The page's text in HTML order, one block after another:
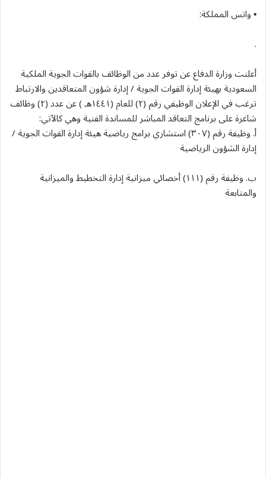
▪︎ واتس المملكة:
.
أعلنت وزارة الدفاع عن توفر عدد من الوظائف بالقوات الجوية الملكية
السعودية بهيئة إدارة القوات الجوية / إدارة شؤون المتعاقدين والارتباط
ترغب في الإعلان الوظيفي رقم (۲) للعام (١٤٤١هـ ) عن عدد (۲) وظائف
شاغرة على برنامج التعاقد المباشر للمساندة الفنية وهي كالآتي:
أ. وظيفة رقم (۳۰۷) استشاري برامج رياضية هيئة إدارة القوات الجوية /
إدارة الشؤون الرياضية
ب. وظيفة رقم (١١١) أخصائي ميزانية إدارة التخطيط والميزانية
والمتابعة